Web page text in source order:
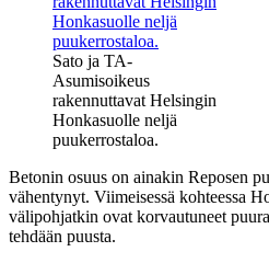
Sato ja TA-
Asumisoikeus
rakennuttavat Helsingin
Honkasuolle neljä
puukerrostaloa.
Betonin osuus on ainakin Reposen
vähentynyt. Viimeisessä kohteessa
välipohjatkin ovat korvautuneet
tehdään puusta.